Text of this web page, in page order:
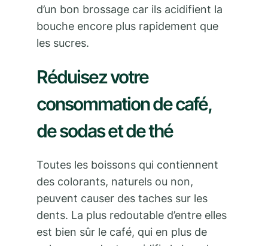
d’un bon brossage car ils acidifient la
bouche encore plus rapidement que
les sucres.
Réduisez votre
consommation de café,
de sodas et de thé
Toutes les boissons qui contiennent
des colorants, naturels ou non,
peuvent causer des taches sur les
dents. La plus redoutable d’entre elles
est bien sûr le café, qui en plus de